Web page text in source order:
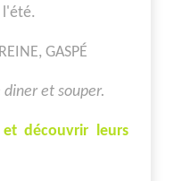
l'été.
GASPÉ
et souper.
découvrir leurs